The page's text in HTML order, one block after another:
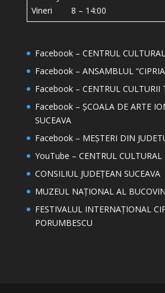
Vineri 8 – 14:00
Facebook – CENTRUL
Facebook – ANSAMBLUL
Facebook – CENTRUL CULTURII
Facebook – ȘCOALA DE ARTE
SUCEAVA
Facebook – MEȘTERI DIN
YouTube – CENTRUL CULTURAL
CONSILIUL JUDEȚEAN SUCEAVA
MUZEUL NAȚIONAL AL
FESTIVALUL INTERNAȚIONAL
PORUMBESCU